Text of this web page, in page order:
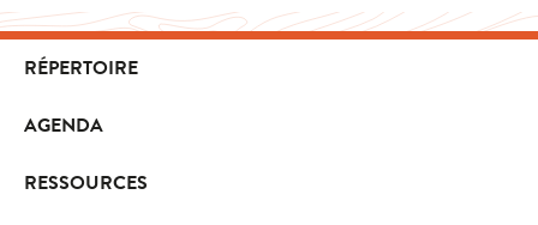
RÉPERTOIRE
AGENDA
RESSOURCES